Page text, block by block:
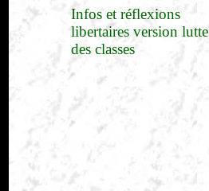
Infos et réflexions
libertaires version lutte
des classes